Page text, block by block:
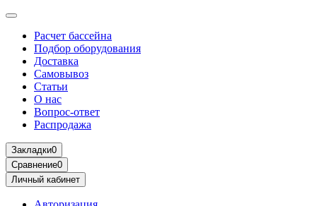
Расчет бассейна
Подбор оборудования
Доставка
Самовывоз
Статьи
О нас
Вопрос-ответ
Распродажа
Закладки0
Сравнение0
Личный кабинет